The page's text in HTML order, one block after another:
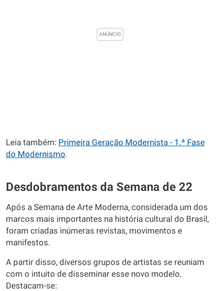
Leia também: Primeira Geração Modernista - 1.ª Fase
do Modernismo.
Desdobramentos da Semana de 22
Após a Semana de Arte Moderna, considerada um dos
marcos mais importantes na história cultural do Brasil,
foram criadas inúmeras revistas, movimentos e
manifestos.
A partir disso, diversos grupos de artistas se reuniam
com o intuito de disseminar esse novo modelo.
Destacam-se: